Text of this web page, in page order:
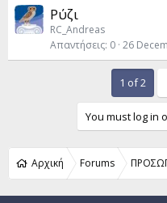
Ρύζι
RC_Andreas
Απαντήσεις 0 26
1 of 2
You must log in
Αρχική Forums